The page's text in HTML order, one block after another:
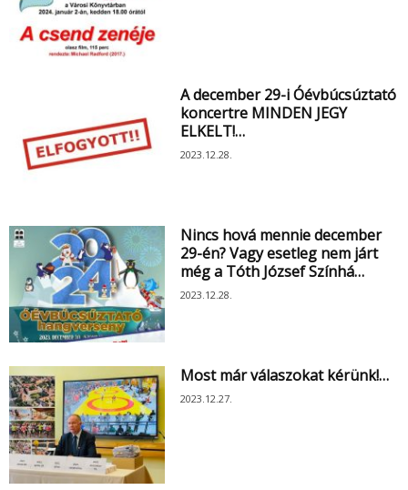
A december 29-i Óévbúcsúztató
koncertre MINDEN JEGY
ELKELT!…
2023.12.28.
Nincs hová mennie december
29-én? Vagy esetleg nem járt
még a Tóth József Színhá…
2023.12.28.
Most már válaszokat kérünk!…
2023.12.27.